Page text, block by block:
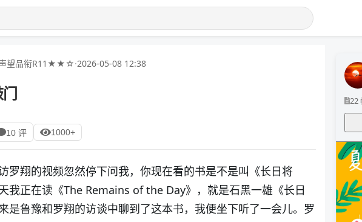
品衔R11★★☆·2026-05-08 12:38
10 评 1000+
罗翔的视频忽然停下问我，你现在看的书是不是叫《长日将
我正在读《The Remains of the Day》，就是石黑一雄《长日
是鲁豫和罗翔的访谈中聊到了这本书，我便坐下听了一会儿。罗
22